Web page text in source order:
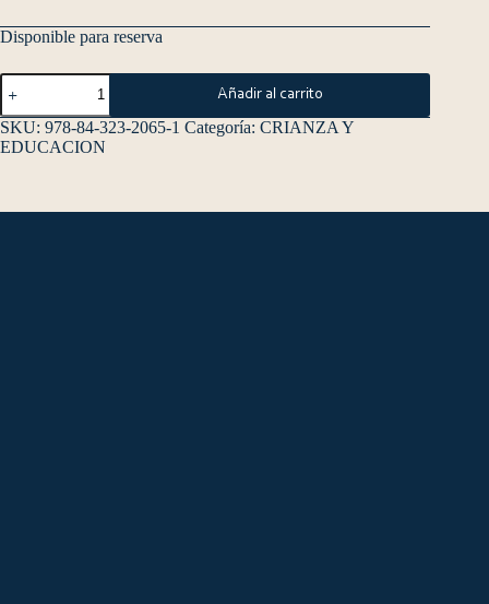
Disponible para reserva
Añadir al carrito
SKU: 978-84-323-2065-1 Categoría: CRIANZA Y
EDUCACION